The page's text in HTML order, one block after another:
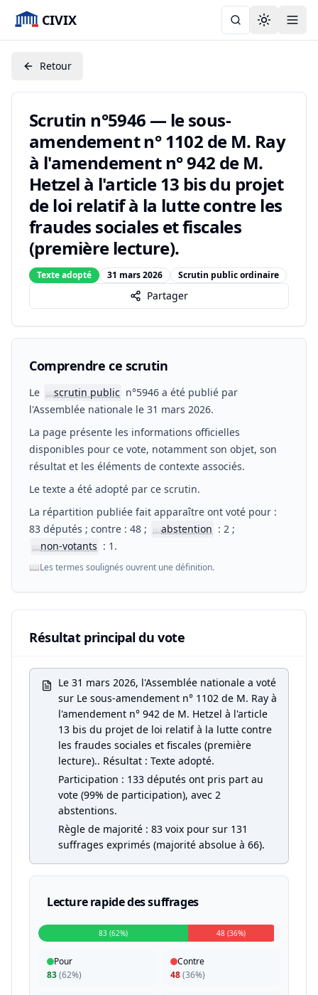
CIVIX Toggle
Retour
Scrutin n°5946 — le sous-
amendement n° 1102 de M. Ray
à l'amendement n° 942 de M.
Hetzel à l'article 13 bis du projet
de loi relatif à la lutte contre les
fraudes sociales et fiscales
(première lecture).
Texte adopté 31 mars 2026 Scrutin public ordinaire
Partager
Comprendre ce scrutin
Le 📖scrutin public n°5946 a été publié par
l'Assemblée nationale le 31 mars 2026.
La page présente les informations officielles
disponibles pour ce vote, notamment son objet, son
résultat et les éléments de contexte associés.
Le texte a été adopté par ce scrutin.
La répartition publiée fait apparaître ont voté pour :
83 députés ; contre : 48 ;
📖abstention : 2 ;
📖non-votants : 1.
📖Les termes soulignés ouvrent une définition.
Résultat principal du vote
Le 31 mars 2026, l'Assemblée nationale a voté
sur Le sous-amendement n° 1102 de M. Ray à
l'amendement n° 942 de M. Hetzel à l'article
13 bis du projet de loi relatif à la lutte contre
les fraudes sociales et fiscales (première
lecture).. Résultat : Texte adopté.
Participation : 133 députés ont pris part au
vote (99% de participation), avec 2
abstentions.
Règle de majorité : 83 voix pour sur 131
suffrages exprimés (majorité absolue à 66).
Lecture rapide des suffrages
83 (62%) 48 (36%)
Pour
83(62%)
Contre
48(36%)